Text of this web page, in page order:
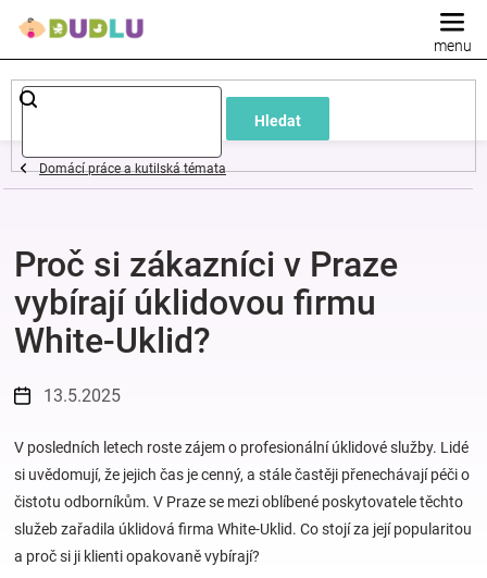
Hledat
Dětské
a
oblečení
Pokojíček
výbava
Domácí práce a kutilská témata
Proč si zákazníci v Praze
vybírají úklidovou firmu
White-Uklid?
13.5.2025
V posledních letech roste zájem o profesionální úklidové služby. Lidé
si uvědomují, že jejich čas je cenný, a stále častěji přenechávají péči o
čistotu odborníkům. V Praze se mezi oblíbené poskytovatele těchto
služeb zařadila úklidová firma White-Uklid. Co stojí za její popularitou
a proč si ji klienti opakovaně vybírají?